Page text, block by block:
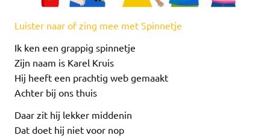
Luister naar of zing mee met Spinnetje
Ik ken een grappig spinnetje
Zijn naam is Karel Kruis
Hij heeft een prachtig web gemaakt
Achter bij ons thuis
Daar zit hij lekker middenin
Dat doet hij niet voor nop